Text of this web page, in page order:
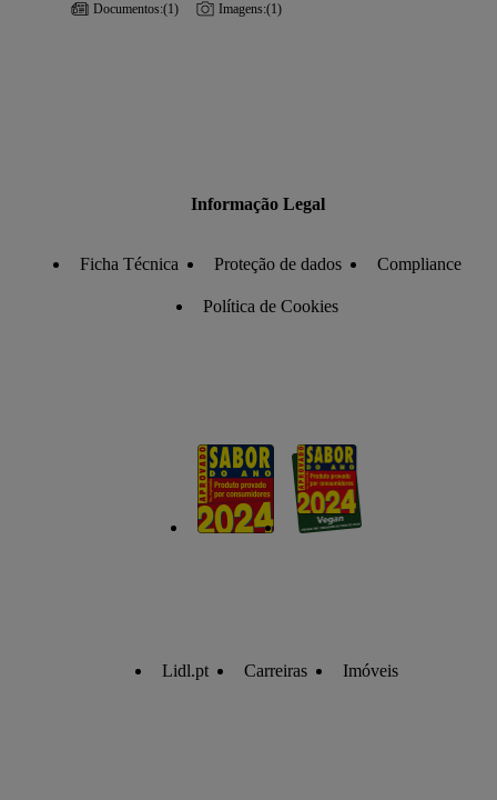
Documentos:(1) Imagens:(1)
Informação Legal
Ficha Técnica Proteção de dados Compliance
Política de Cookies
Lidl.pt Carreiras Imóveis